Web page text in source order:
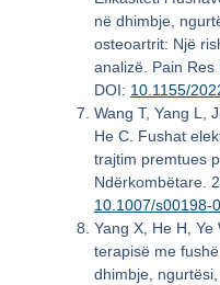
në dhimbje,
osteoartrit: Një
analizë. Pain Res
DOI: 10.1155/
Wang T, Yang L,
He C. Fushat
trajtim premtues
Ndërkombëtare.
10.1007/s00198-
Yang X, He H, Ye
terapisë me
dhimbje,